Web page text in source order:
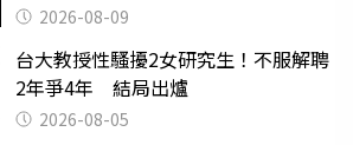
2026-08-09
台大教授性騷擾2女研究生！不服解聘
2年爭4年 結局出爐
2026-08-05